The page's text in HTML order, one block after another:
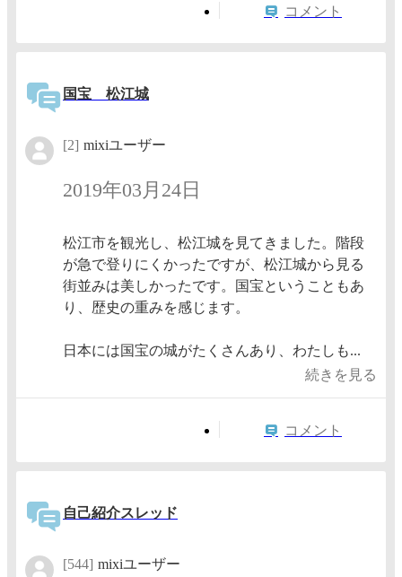
コメント
国宝 松江城
[2] mixiユーザー
2019年03月24日
松江市を観光し、松江城を見てきました。階段
が急で登りにくかったですが、松江城から見る
街並みは美しかったです。国宝ということもあ
り、歴史の重みを感じます。
日本には国宝の城がたくさんあり、わたしも...
続きを見る
コメント
自己紹介スレッド
[544] mixiユーザー